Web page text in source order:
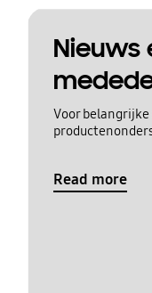
Nieuws
Voor
Read more